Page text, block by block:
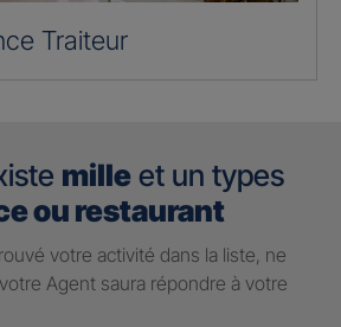
Traiteur
mille et un types
ou restaurant
votre activité dans la liste, ne
Agent saura répondre à votre